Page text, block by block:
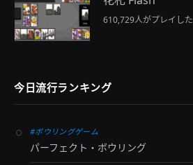
610,729人がプレイした
今日流行ランキング
#ボウリングゲーム
パーフェクト・ボウリング